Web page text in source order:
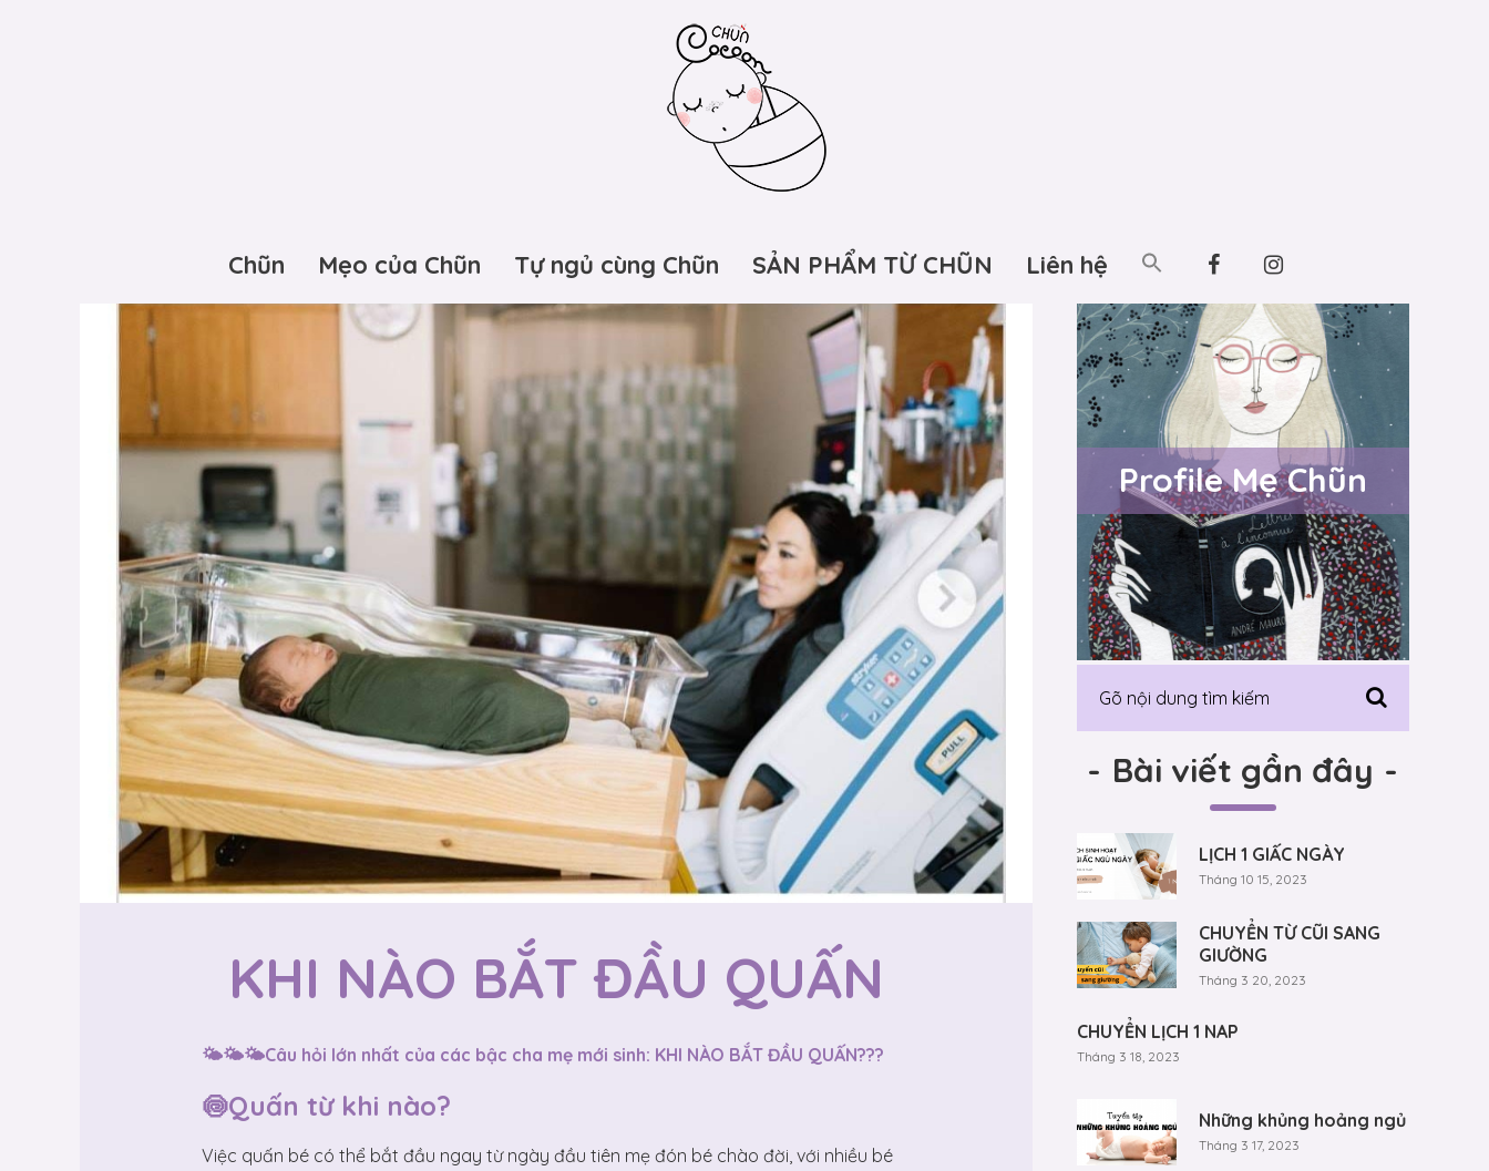
Chũn Mẹo của Chũn Tự ngủ cùng Chũn SẢN PHẨM TỪ CHŨN Liên hệ
KHI NÀO BẮT ĐẦU QUẤN
🌤️🌤️🌤️Câu hỏi lớn nhất của các bậc cha mẹ mới sinh: KHI NÀO BẮT ĐẦU QUẤN???
🍥Quấn từ khi nào?
Việc quấn bé có thể bắt đầu ngay từ ngày đầu tiên mẹ đón bé chào đời, với nhiều bé
Profile Mẹ Chũn
- Bài viết gần đây -
LỊCH 1 GIẤC NGÀY
Tháng 10 15, 2023
CHUYỂN TỪ CŨI SANG
GIƯỜNG
Tháng 3 20, 2023
CHUYỂN LỊCH 1 NAP
Tháng 3 18, 2023
Những khủng hoảng ngủ
Tháng 3 17, 2023